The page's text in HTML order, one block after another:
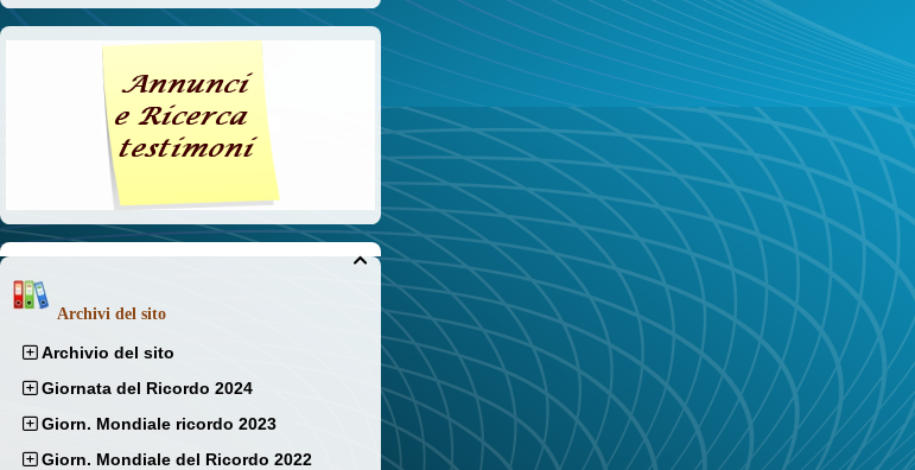

Archivi del sito
Archivio del sito
Giornata del Ricordo 2024
Giorn. Mondiale ricordo 2023
Giorn. Mondiale del Ricordo 2022